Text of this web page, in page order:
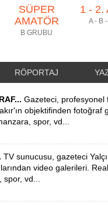
SÜPER
AMATÖR
B GRUBU
1 - 2.
A - B
RÖPORTAJ
Gazeteci, profesyonel
objektifinden fotoğraf
spor, vd...
TV sunucusu, gazeteci
video galerileri.
spor, vd...